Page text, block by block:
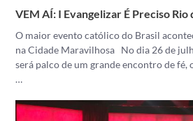
VEM AÍ: I Evangelizar É Preciso Rio
O maior evento católico do Brasil
na Cidade Maravilhosa No dia 26 de
será palco de um grande encontro de fé,
…